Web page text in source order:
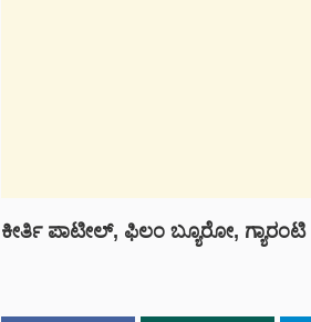
ಕೀರ್ತಿ ಪಾಟೀಲ್, ಫಿಲಂ ಬ್ಯೂರೋ, ಗ್ಯಾರಂಟಿ